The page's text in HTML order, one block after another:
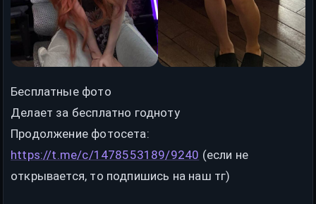
Бесплатные фото
Делает за бесплатно годноту
Продолжение фотосета:
https://t.me/c/1478553189/9240 (если не
открывается, то подпишись на наш тг)